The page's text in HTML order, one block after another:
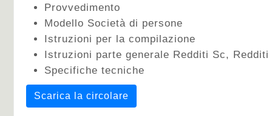
Provvedimento
Modello Società di persone
Istruzioni per la compilazione
Istruzioni parte generale Redditi Sc,
Specifiche tecniche
Scarica la circolare